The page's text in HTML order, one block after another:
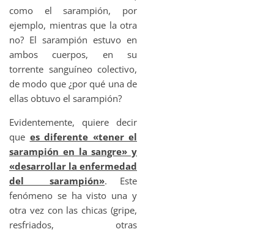
como el sarampión, por
ejemplo, mientras que la otra
no? El sarampión estuvo en
ambos cuerpos, en su
torrente sanguíneo colectivo,
de modo que ¿por qué una de
ellas obtuvo el sarampión?
Evidentemente, quiere decir
que es diferente «tener el
sarampión en la sangre» y
«desarrollar la enfermedad
del sarampión». Este
fenómeno se ha visto una y
otra vez con las chicas (gripe,
resfriados, otras